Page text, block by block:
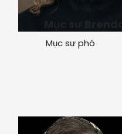
Mục sư
Mục sư phó